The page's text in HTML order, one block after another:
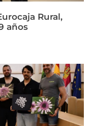
Rural,
años